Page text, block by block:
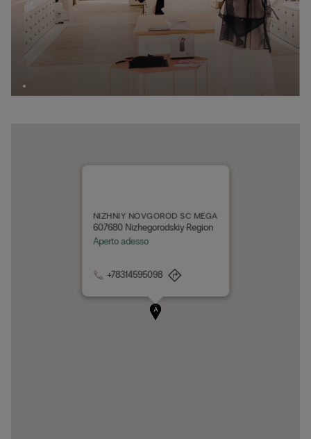
A
NIZHNIY NOVGOROD SC MEGA
607680 Nizhegorodskiy Region
Aperto adesso
+78314595098